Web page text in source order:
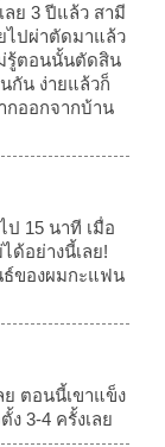
ย 3 ปีแล้ว สามี
ไปผ่าตัดมาแล้ว
รู้ตอนนั้นตัดสิน
กัน ง่ายแล้วก็
กออกจากบ้าน
15 นาที เมื่อ
ด้อย่างนี้เลย!
ของผมกะแฟน
ย ตอนนี้เขาแข็ง
ง 3-4 ครั้งเลย